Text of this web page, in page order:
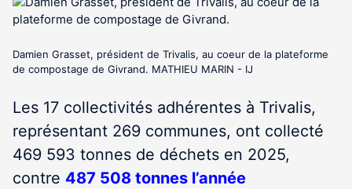
Damien Grasset, président de Trivalis, au coeur de la plateforme
de compostage de Givrand. MATHIEU MARIN - IJ
Les 17 collectivités adhérentes à Trivalis,
représentant 269 communes, ont collecté
469 593 tonnes de déchets en 2025,
contre 487 508 tonnes l’année